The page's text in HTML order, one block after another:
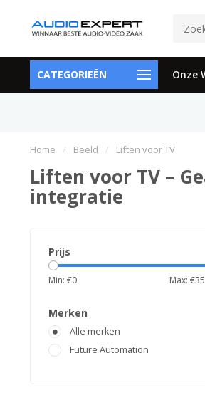
CATEGORIEËN Onze
073-6897729
Home / Beeld / Liften voor TV
Liften voor TV –
integratie
Prijs
Min: €0 Max: €
Merken
Alle merken
Future Automation